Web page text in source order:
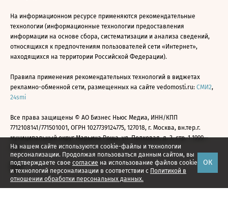
На нашем сайте используются cookie-файлы и технологии
персонализации. Продолжая пользоваться данным сайтом, вы
подтверждаете свое согласие на использование файлов cookie
и технологий персонализации в соответствии с Политикой в
отношении обработки персональных данных.
ОК
На информационном ресурсе применяются рекомендательные
технологии (информационные технологии предоставления
информации на основе сбора, систематизации и анализа сведений,
относящихся к предпочтениям пользователей сети «Интернет»,
находящихся на территории Российской Федерации).
Правила применения рекомендательных технологий в виджетах
рекламно-обменной сети, размещенных на сайте vedomosti.ru: СМИ2,
24smi
Все права защищены © АО Бизнес Ньюс Медиа, ИНН/КПП
7712108141/771501001, ОГРН 1027739124775, 127018, г. Москва, вн.тер.г.
муниципальный округ Марьина Роща, ул. Полковая, д. 3, стр. 1 1999—
2026